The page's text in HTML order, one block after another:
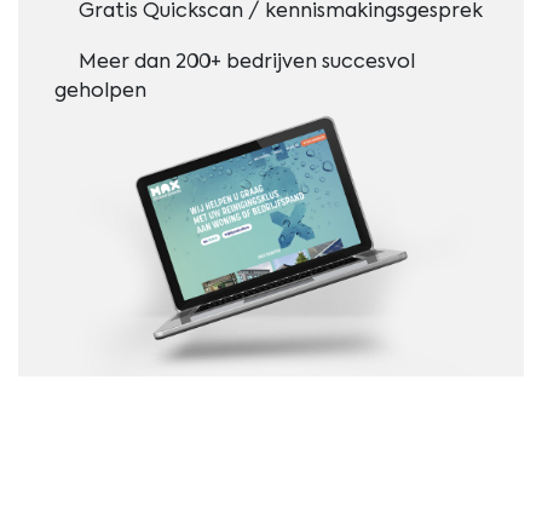
Gratis Quickscan / kennismakingsgesprek
Meer dan 200+ bedrijven succesvol
geholpen